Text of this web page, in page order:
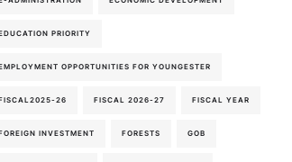
PRIORITY
OPPORTUNITIES FOR YOUNGESTER
26 FISCAL 2026-27 FISCAL YEAR
INVESTMENT FORESTS GOB